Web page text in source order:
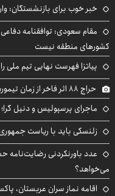
خبر خوب برای بازنشستگان:
مقام سعودی: توافقنامه
کشورهای منطقه نیست
پیاتزا فهرست نهایی تیم ملی
حراج ۸۸ اثر فاخر از زمان تیموریان تا دوره معاصر +تصاویر
ماجرای پرسپولیس و دنیل
زلنسکی باید با ریاست
عدد باورنکردنی رضایت‌نامه
می‌خواهد؟
اقامه نماز سران عربستان،